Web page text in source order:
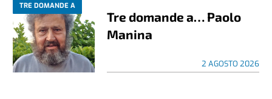
TRE DOMANDE A
Tre domande a… Paolo
Manina
2 AGOSTO 2026